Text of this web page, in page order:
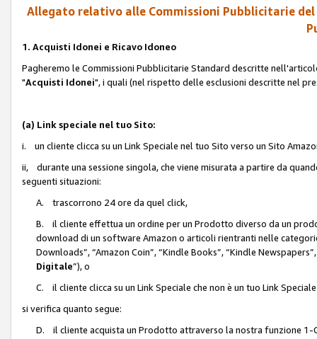
Allegato relativo alle Commissioni Pubblicitarie
1. Acquisti Idonei e Ricavo Idoneo
Pagheremo le Commissioni Pubblicitarie Standard descritte
"Acquisti Idonei", i quali (nel rispetto delle esclusioni descritte nel
(a) Link speciale nel tuo Sito:
i. un cliente clicca su un Link Speciale nel tuo Sito verso un Sito
ii, durante una sessione singola, che viene misurata a partire da
seguenti situazioni:
A. trascorrono 24 ore da quel click,
B. il cliente effettua un ordine per un Prodotto diverso da un
download di un software Amazon o articoli rientranti nelle categorie
Downloads”, “Amazon Coin”, “Kindle Books”, “Kindle
Digitale”), o
C. il cliente clicca su un Link Speciale che non è un tuo Link
si verifica quanto segue:
D. il cliente acquista un Prodotto attraverso la nostra funzione 1-